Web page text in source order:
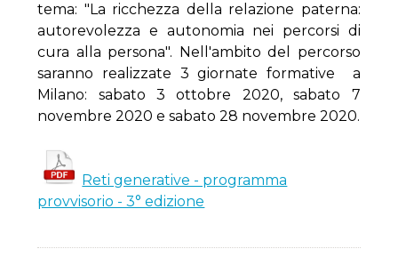
tema: "La ricchezza della relazione paterna:
autorevolezza e autonomia nei percorsi di
cura alla persona". Nell'ambito del percorso
saranno realizzate 3 giornate formative a
Milano: sabato 3 ottobre 2020, sabato 7
novembre 2020 e sabato 28 novembre 2020.
Reti generative - programma
provvisorio - 3° edizione